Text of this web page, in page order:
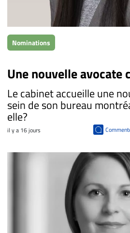
Nominations
Une nouvelle avocate
​Le cabinet accueille une
sein de son bureau
elle?
il y a 16 jours